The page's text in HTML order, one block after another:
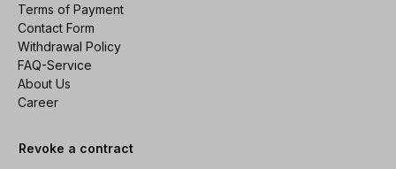
Terms of Payment
Contact Form
Withdrawal Policy
FAQ-Service
About Us
Career
Revoke a contract